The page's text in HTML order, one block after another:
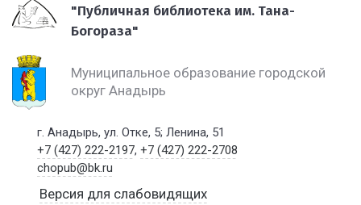
"Публичная библиотека им. Тана-
Богораза"
Муниципальное образование городской
округ Анадырь
г. Анадырь, ул. Отке, 5; Ленина, 51
+7 (427) 222-2197,+7 (427) 222-2708
chopub@bk.ru
Версия для слабовидящих